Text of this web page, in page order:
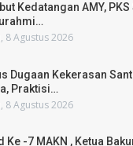
Kedatangan AMY,
8 Agustus 2026
Dugaan Kekerasan
Praktisi…
8 Agustus 2026
Ke -7 MAKN , Ketua